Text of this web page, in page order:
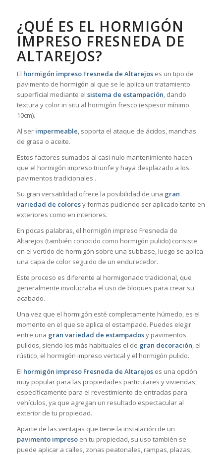
¿QUÉ ES EL HORMIGÓN
IMPRESO FRESNEDA DE
ALTAREJOS?
El hormigón impreso Fresneda de Altarejoses un tipo de
pavimento de hormigón al que se le aplica un tratamiento
superficial mediante el sistema de estampación, dando
textura y color in situ al hormigón fresco (espesor mínimo
10cm).
Al ser impermeable, soporta el ataque de ácidos, manchas
de grasa o aceite.
Estos factores sumados al casi nulo mantenimiento hacen
que el hormigón impreso triunfe y haya desplazado a los
pavimentos tradicionales .
Su gran versatilidad ofrece la posibilidad de una gran
variedad de coloresy formas pudiendo ser aplicado tanto en
exteriores como en interiores.
En pocas palabras, el hormigón impreso Fresneda de
Altarejos (también conocido como hormigón pulido) consiste
en el vertido de hormigón sobre una subbase, luego se aplica
una capa de color seguido de un endurecedor.
Este proceso es diferente al hormigonado tradicional, que
generalmente involucraba el uso de bloques para crear su
acabado.
Una vez que el hormigón esté completamente húmedo, es el
momento en el que se aplica el estampado. Puedes elegir
entre una gran variedad de estampadosy pavimentos
pulidos, siendo los más habituales el de gran decoración, el
rústico, el hormigón impreso vertical y el hormigón pulido.
El hormigón impreso Fresneda de Altarejoses una opción
muy popular para las propiedades particulares y viviendas,
específicamente para el revestimiento de entradas para
vehículos, ya que agregan un resultado espectacular al
exterior de tu propiedad.
Aparte de las ventajas que tiene la instalación de un
pavimento impresoen tu propiedad, su uso también se
puede aplicar a calles, zonas peatonales, rampas, plazas,